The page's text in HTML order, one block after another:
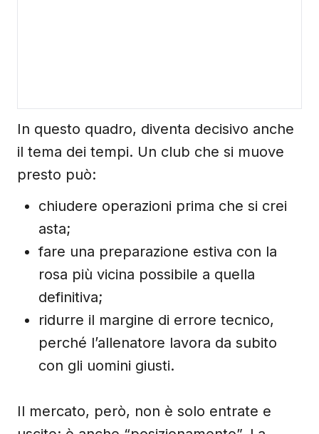
In questo quadro, diventa decisivo anche
il tema dei tempi. Un club che si muove
presto può:
chiudere operazioni prima che si crei
asta;
fare una preparazione estiva con la
rosa più vicina possibile a quella
definitiva;
ridurre il margine di errore tecnico,
perché l’allenatore lavora da subito
con gli uomini giusti.
Il mercato, però, non è solo entrate e